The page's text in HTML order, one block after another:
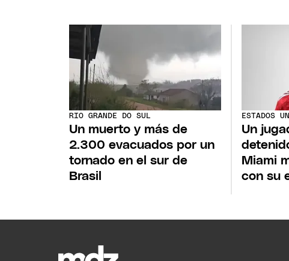
RIO GRANDE DO SUL
Un muerto y más de
2.300 evacuados por un
tornado en el sur de
Brasil
ESTADOS
Un
Miami
con su